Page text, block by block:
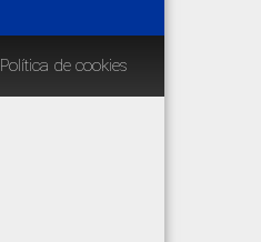
Política de cookies